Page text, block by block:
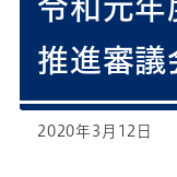
令和元
推進審議
2020年3月12日